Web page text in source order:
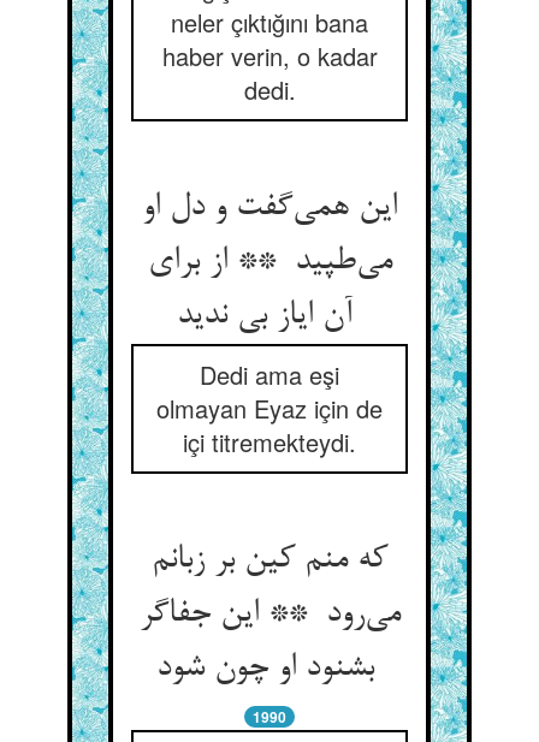
neler çıktığını bana
haber verin, o kadar
dedi.
این همی‌گفت و دل او
می‌طپید ** از برای
Dedi ama eşi
olmayan Eyaz için de
içi titremekteydi.
که منم کین بر زبانم
می‌رود ** این جفاگر
بشنود او چون شود
1990